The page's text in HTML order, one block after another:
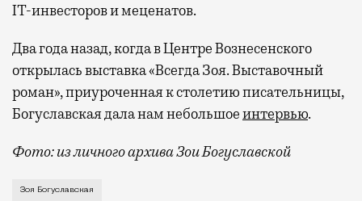
IT-инвесторов и меценатов.
Два года назад, когда в Центре Вознесенского
открылась выставка «Всегда Зоя. Выставочный
роман», приуроченная к столетию писательницы,
Богуславская дала нам небольшоеинтервью.
Фото: из личного архива Зои Богуславской
Умерла Зоя Богуславская — писательница,
Зоя Богуславская